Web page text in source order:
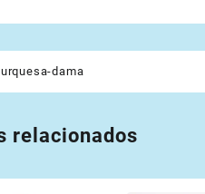
dama
relacionados